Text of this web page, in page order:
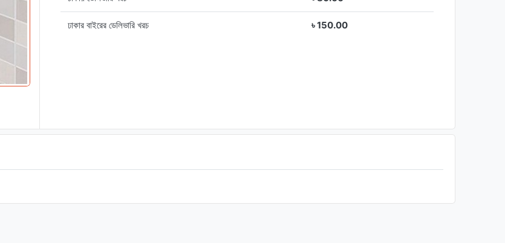
ঢাকার বাইরের ডেলিভারি খরচ ৳ 150.00